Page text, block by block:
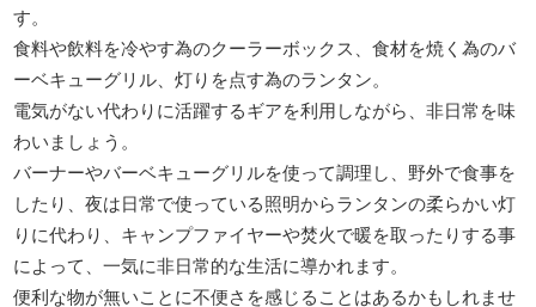
す。
食料や飲料を冷やす為のクーラーボックス、食材を焼く為のバ
ーベキューグリル、灯りを点す為のランタン。
電気がない代わりに活躍するギアを利用しながら、非日常を味
わいましょう。
バーナーやバーベキューグリルを使って調理し、野外で食事を
したり、夜は日常で使っている照明からランタンの柔らかい灯
りに代わり、キャンプファイヤーや焚火で暖を取ったりする事
によって、一気に非日常的な生活に導かれます。
便利な物が無いことに不便さを感じることはあるかもしれませ